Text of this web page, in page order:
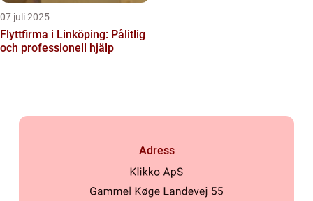
07 juli 2025
Flyttfirma i Linköping: Pålitlig
och professionell hjälp
Adress